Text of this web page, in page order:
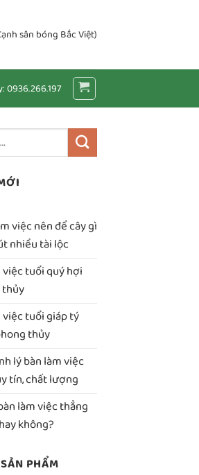
sân bóng Bắc Việt)
0936.266.197
việc nên để cây gì
nhiều tài lộc
việc tuổi quý hợi
việc tuổi giáp tý
thủy
lý bàn làm việc
tín, chất lượng
làm việc thẳng
không?
PHẨM